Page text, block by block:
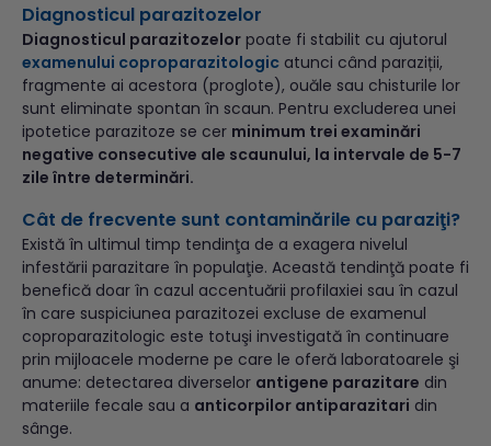
Diagnosticul parazitozelor
Diagnosticul parazitozelor poate fi stabilit cu ajutorul
examenului coproparazitologic atunci când paraziții,
fragmente ai acestora (proglote), ouăle sau chisturile lor
sunt eliminate spontan în scaun. Pentru excluderea unei
ipotetice parazitoze se cer minimum trei examinări
negative consecutive ale scaunului, la intervale de 5-7
zile între determinări.
Cât de frecvente sunt contaminările cu paraziţi?
Există în ultimul timp tendinţa de a exagera nivelul
infestării parazitare în populaţie. Această tendinţă poate fi
benefică doar în cazul accentuării profilaxiei sau în cazul
în care suspiciunea parazitozei excluse de examenul
coproparazitologic este totuşi investigată în continuare
prin mijloacele moderne pe care le oferă laboratoarele şi
anume: detectarea diverselor antigene parazitare din
materiile fecale sau a anticorpilor antiparazitari din
sânge.